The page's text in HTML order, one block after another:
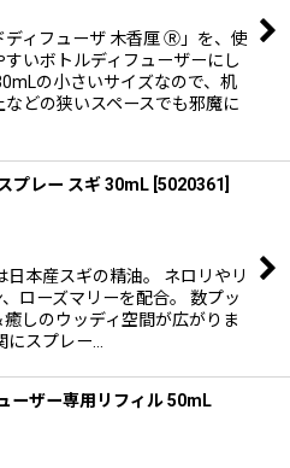
ディフューザ 木香厘 Ⓡ」を、使
いボトルディフューザーにし
の小さいサイズなので、机
どの狭いスペースでも邪魔に
プレー スギ 30mL 5020361
日本産スギの精油。 ネロリやリ
ローズマリーを配合。 数プッ
しのウッディ空間が広がりま
にスプレー…
ーザー専用リフィル 50mL